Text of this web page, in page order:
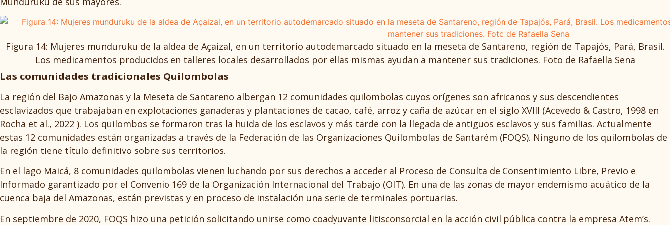
Figura 14: Mujeres munduruku de la aldea de Açaizal, en un territorio autodemarcado situado en la meseta de Santareno, región de Tapajós, Pará, Brasil.
Los medicamentos producidos en talleres locales desarrollados por ellas mismas ayudan a mantener sus tradiciones. Foto de Rafaella Sena
Las comunidades tradicionales Quilombolas
La región del Bajo Amazonas y la Meseta de Santareno albergan 12 comunidades quilombolas cuyos orígenes son africanos y sus descendientes
esclavizados que trabajaban en explotaciones ganaderas y plantaciones de cacao, café, arroz y caña de azúcar en el siglo XVIII (Acevedo & Castro, 1998 en
Rocha et al., 2022 ). Los quilombos se formaron tras la huida de los esclavos y más tarde con la llegada de antiguos esclavos y sus familias. Actualmente
estas 12 comunidades están organizadas a través de la Federación de las Organizaciones Quilombolas de Santarém (FOQS). Ninguno de los quilombolas de
la región tiene título definitivo sobre sus territorios.
En el lago Maicá, 8 comunidades quilombolas vienen luchando por sus derechos a acceder al Proceso de Consulta de Consentimiento Libre, Previo e
Informado garantizado por el Convenio 169 de la Organización Internacional del Trabajo (OIT). En una de las zonas de mayor endemismo acuático de la
cuenca baja del Amazonas, están previstas y en proceso de instalación una serie de terminales portuarias.
En septiembre de 2020, FOQS hizo una petición solicitando unirse como coadyuvante litisconsorcial en la acción civil pública contra la empresa Atem’s.